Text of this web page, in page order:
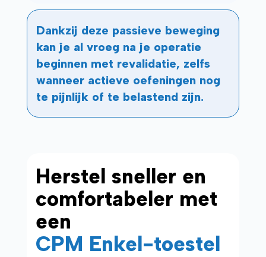
Dankzij deze passieve beweging
kan je al vroeg na je operatie
beginnen met revalidatie, zelfs
wanneer actieve oefeningen nog
te pijnlijk of te belastend zijn.
Herstel sneller en
comfortabeler met
een
CPM Enkel-toestel